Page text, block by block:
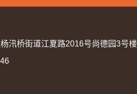
汛桥街道江夏路2016号尚德园3号楼